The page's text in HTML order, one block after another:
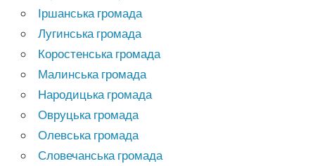
Іршанська громада
Лугинська громада
Коростенська громада
Малинська громада
Народицька громада
Овруцька громада
Олевська громада
Словечанська громада